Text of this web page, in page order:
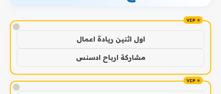
!
اول اثنين ريادة اعمال
مشاركة ارباح ادسنس
!